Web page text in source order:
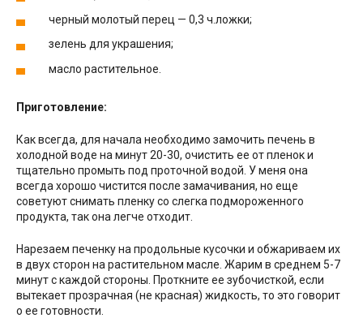
черный молотый перец — 0,3 ч.ложки;
зелень для украшения;
масло растительное.
Приготовление:
Как всегда, для начала необходимо замочить печень в
холодной воде на минут 20-30, очистить ее от пленок и
тщательно промыть под проточной водой. У меня она
всегда хорошо чистится после замачивания, но еще
советуют снимать пленку со слегка подмороженного
продукта, так она легче отходит.
Нарезаем печенку на продольные кусочки и обжариваем их
в двух сторон на растительном масле. Жарим в среднем 5-7
минут с каждой стороны. Проткните ее зубочисткой, если
вытекает прозрачная (не красная) жидкость, то это говорит
о ее готовности.